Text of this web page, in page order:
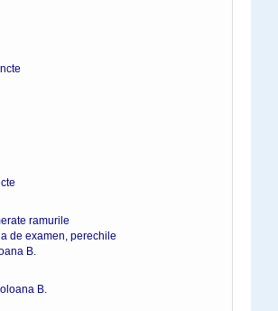
ramurile
de examen, perechile
B.
B.